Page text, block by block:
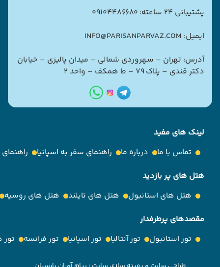
پشتیبانی 24 ساعته: 09104486680
ایمیل: INFO@PARISANPARVAZ.COM
آدرس: تهران – سهروردی شمالی – میدان پالیزی – خیابان
دکتر قندی – پلاک ۷۹ – ط همکف – واحد ۲
لینک های مفید
تماس با ما
درباره ما راهنمای سفر به اسپانیا
هتل های پر بازدید
هتل های استانبول
هتل های تایلند
هتل های روسیه
مقصدهای پرطرفدار
تور استانبول
تور آنتالیا تور اسپانیا تور فرانسه تور